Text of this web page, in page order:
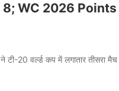
WC 2026 Points
टी-20 वर्ल्ड कप में लगातार तीसरा मैच